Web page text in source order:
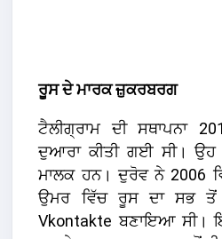
ਰੂਸ ਦੇ ਮਾਰਕ ਜ਼ੁਕਰਬਰਗ
ਟੈਲੀਗ੍ਰਾਮ ਦੀ ਸਥਾਪਨਾ
ਦੁਆਰਾ ਕੀਤੀ ਗਈ ਸੀ।
ਮਾਲਕ ਹਨ। ਦੁਰੋਵ ਨੇ 2006
ਉਮਰ ਵਿੱਚ ਰੂਸ ਦਾ ਸਭ ਤੋਂ
Vkontakte ਬਣਾਇਆ ਸੀ।